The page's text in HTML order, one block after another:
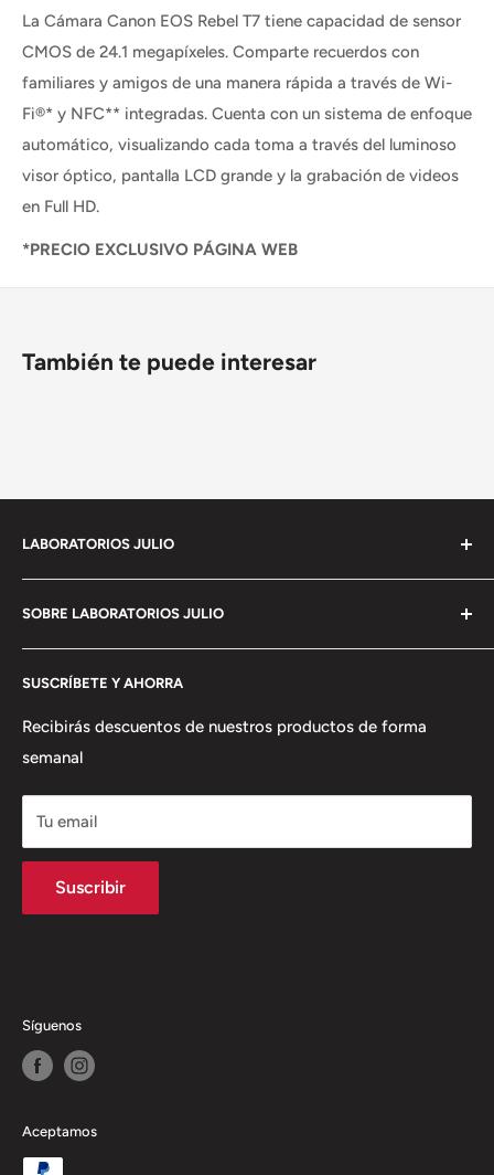
La Cámara Canon EOS Rebel T7 tiene capacidad de sensor
CMOS de 24.1 megapíxeles. Comparte recuerdos con
familiares y amigos de una manera rápida a través de Wi-
Fi®* y NFC** integradas. Cuenta con un sistema de enfoque
automático, visualizando cada toma a través del luminoso
visor óptico, pantalla LCD grande y la grabación de videos
en Full HD.
*PRECIO EXCLUSIVO PÁGINA WEB
También te puede interesar
LABORATORIOS JULIO
experiencia en
el mercado de imágenes y con la mas moderna
estructura como comercializadora de
SOBRE LABORATORIOS JULIO
Política de privacidad
Términos del Servicio
Política de envío
Política de Reembolso
SUSCRÍBETE Y AHORRA
Recibirás descuentos de nuestros productos de forma
semanal
Tu email
Suscribir
Síguenos
Aceptamos